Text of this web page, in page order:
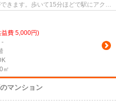
きます。歩いて15分ほどで駅にアクセ
費 5,000円)
-
㎡
マンション